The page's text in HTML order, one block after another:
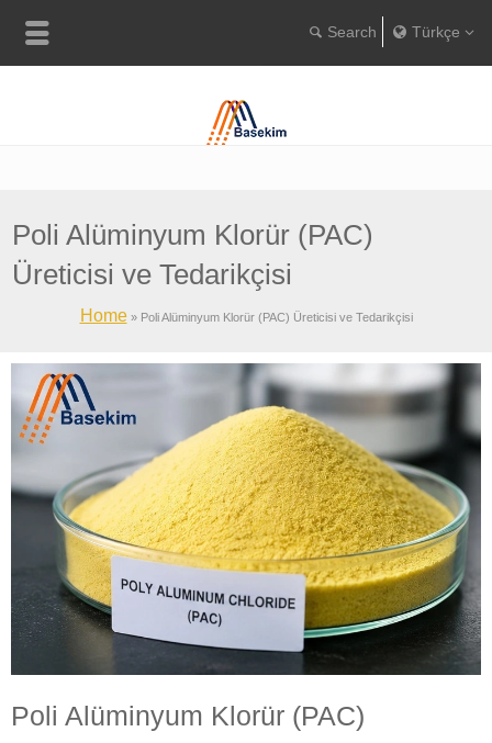
Türkçe
Home» Poli Alüminyum Klorür (PAC) Üreticisi ve Tedarikçisi
Poli Alüminyum Klorür (PAC)
Üreticisi ve Tedarikçisi
Poli Alüminyum Klorür (PAC)